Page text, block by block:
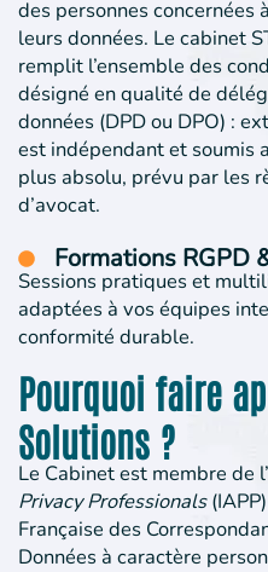
des personnes
leurs données. Le cabinet
remplit l’ensemble des
désigné en qualité de
données (DPD ou DPO) :
est indépendant et soumis
plus absolu, prévu par les
d’avocat.
Formations RGPD
Sessions pratiques et
adaptées à vos équipes
conformité durable.
Pourquoi faire
Solutions ?
Le Cabinet est membre de l’
Privacy Professionals
Française des
Données à caractère